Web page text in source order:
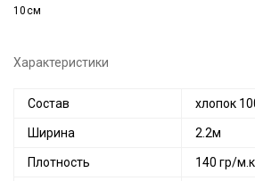
10см
Характеристики
Состав хлопок
Ширина 2.2м
Плотность 140 гр/